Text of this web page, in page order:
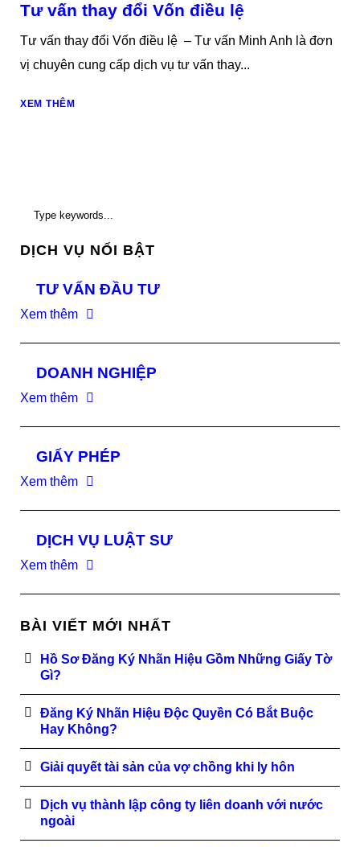
Tư vấn thay đổi Vốn điều lệ
Tư vấn thay đổi Vốn điều lệ – Tư vấn Minh Anh là đơn
vị chuyên cung cấp dịch vụ tư vấn thay...
XEM THÊM
DỊCH VỤ NỔI BẬT
TƯ VẤN ĐẦU TƯ
Xem thêm
DOANH NGHIỆP
Xem thêm
GIẤY PHÉP
Xem thêm
DỊCH VỤ LUẬT SƯ
Xem thêm
BÀI VIẾT MỚI NHẤT
Hồ Sơ Đăng Ký Nhãn Hiệu Gồm Những Giấy Tờ
Gì?
Đăng Ký Nhãn Hiệu Độc Quyền Có Bắt Buộc
Hay Không?
Giải quyết tài sản của vợ chồng khi ly hôn
Dịch vụ thành lập công ty liên doanh với nước
ngoài